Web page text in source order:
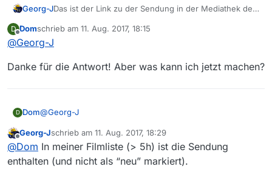
Georg-JDas ist der Link zu der Sendung in der Mediathek des
ware-mensch—von-ausbeutung-und-moderner-
verhunzt dadurch die automatische Verlinkung.
D
Offline
Domschrieb am 11. Aug. 2017, 18:15
zuletzt editiert von
@Georg-J
Danke für die Antwort! Aber was kann ich jetzt machen?
D Dom@Georg-J
Danke für die Antwort! Aber was kann ich jetzt machen?
Offline
Georg-Jschrieb am 11. Aug. 2017, 18:29
zuletzt editiert von
@Dom In meiner Filmliste (> 5h) ist die Sendung
enthalten (und nicht als “neu” markiert).